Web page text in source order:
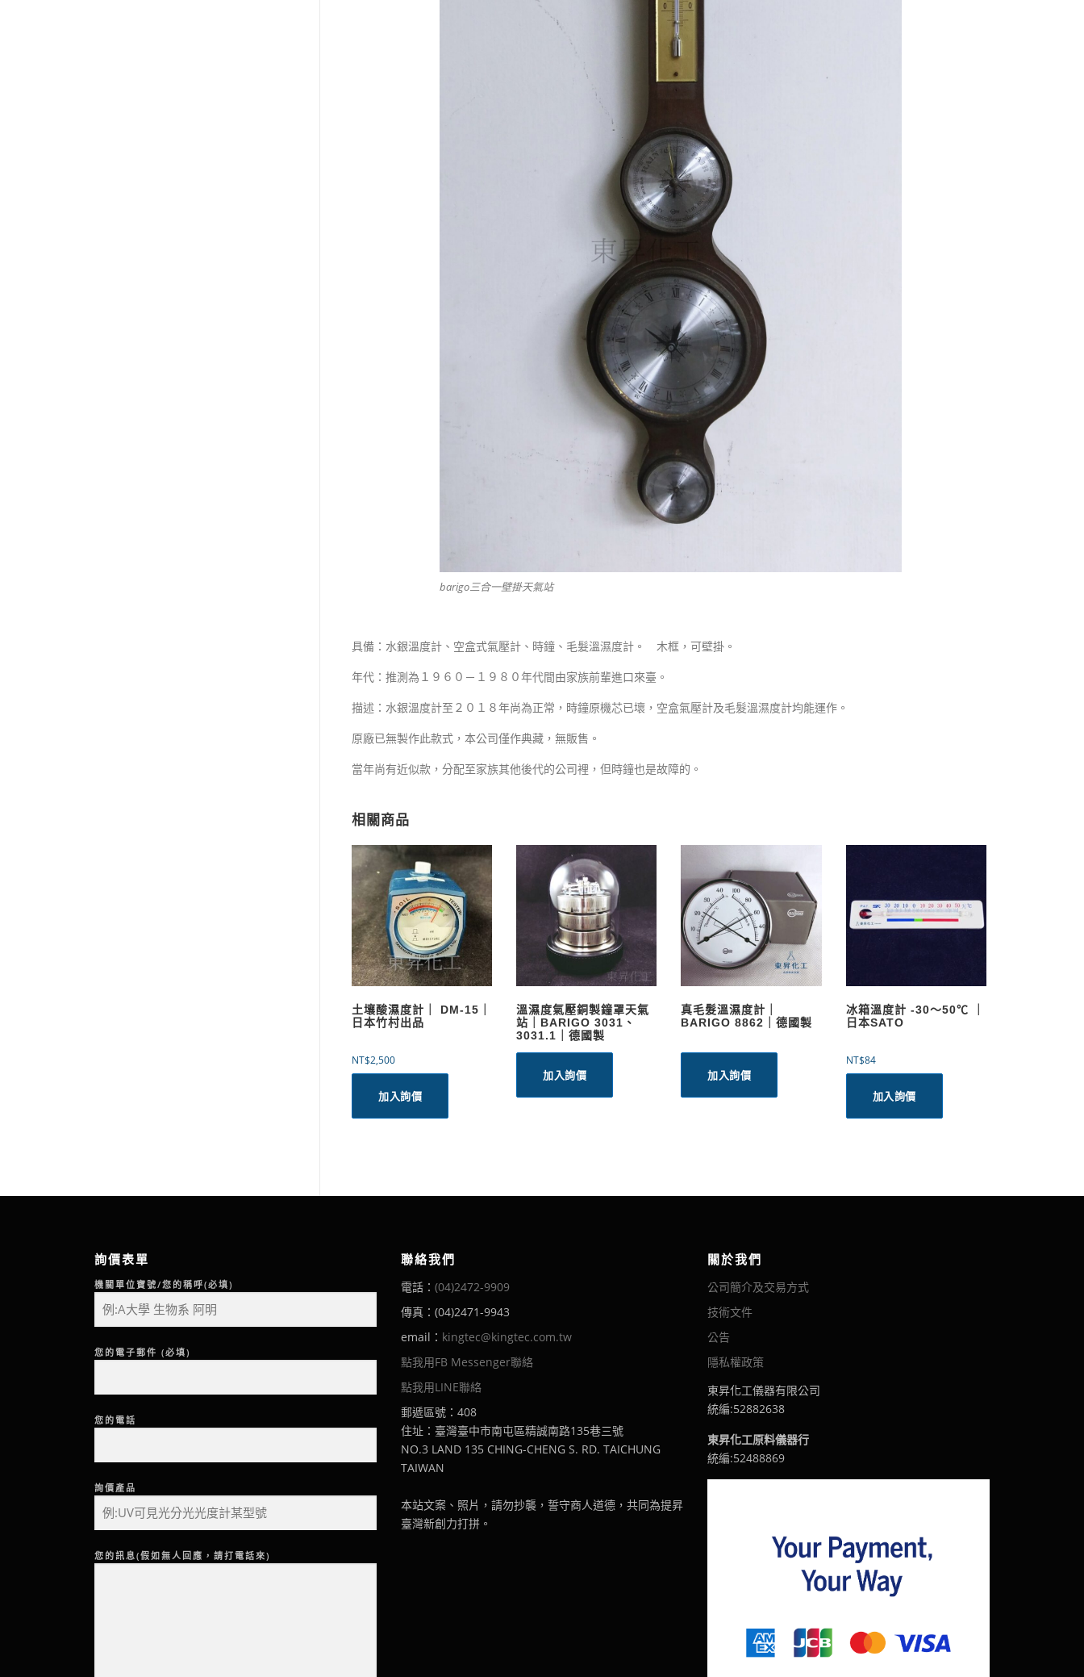
barigo三合一壁掛天氣站
具備：水銀溫度計、空盒式氣壓計、時鐘、毛髮溫濕度計。 木框，可壁掛。
年代：推測為１９６０－１９８０年代間由家族前輩進口來臺。
描述：水銀溫度計至２０１８年尚為正常，時鐘原機芯已壞，空盒氣壓計及毛髮溫濕度計均能運作。
原廠已無製作此款式，本公司僅作典藏，無販售。
當年尚有近似款，分配至家族其他後代的公司裡，但時鐘也是故障的。
相關商品
土壤酸濕度計｜ DM-15｜
日本竹村出品
NT$2,500
加入詢價
溫濕度氣壓銅製鐘罩天氣
站｜BARIGO 3031、
3031.1｜德國製
加入詢價
真毛髮溫濕度計｜
BARIGO 8862｜德國製
加入詢價
冰箱溫度計 -30～50℃ ｜
日本SATO
NT$84
加入詢價
詢價表單
機關單位寶號/您的稱呼(必填)
您的電子郵件 (必填)
您的電話
詢價產品
您的訊息(假如無人回應，請打電話來)
聯絡我們
電話： (04)2472-9909
傳真：(04)2471-9943
email： kingtec@kingtec.com.tw
點我用FB Messenger聯絡
點我用LINE聯絡
郵遞區號：408
住址：臺灣臺中市南屯區精誠南路135巷三號
NO.3 LAND 135 CHING-CHENG S. RD. TAICHUNG
TAIWAN
本站文案、照片，請勿抄襲，誓守商人道德，共同為提昇
臺灣新創力打拼。
關於我們
公司簡介及交易方式
技術文件
公告
隱私權政策
東昇化工儀器有限公司
統編:52882638
東昇化工原料儀器行
統編:52488869